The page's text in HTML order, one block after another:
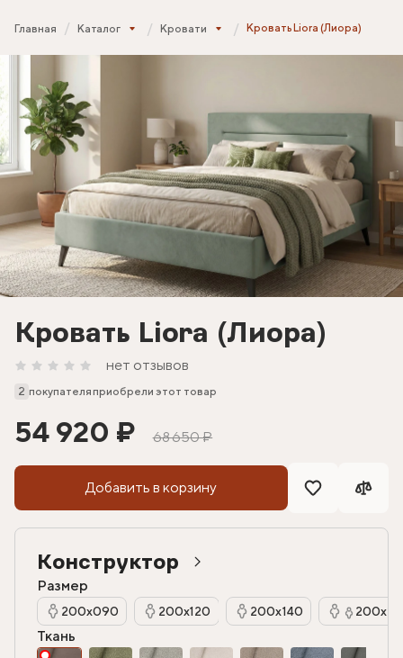
Главная Каталог Кровати Кровать Liora (Лиора)
Кровать Liora (Лиора)
нет отзывов
2 покупателя приобрели этот товар
54 920 ₽ 68 650 ₽
Добавить в корзину
Конструктор
Размер
200х090 200х120 200х140
Ткань